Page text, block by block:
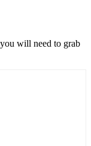
will need to grab